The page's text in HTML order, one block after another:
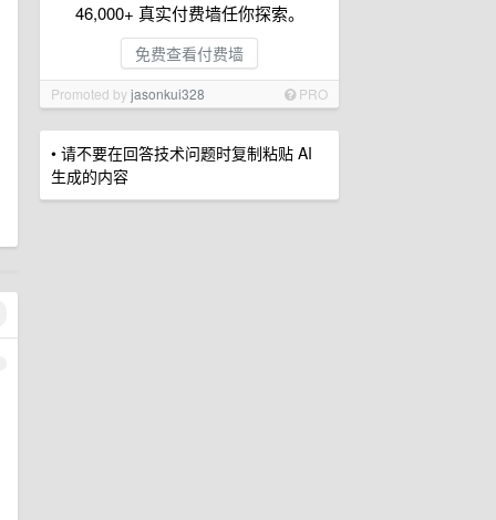
46,000+ 真实付费墙任你探索。
免费查看付费墙
Promoted byjasonkui328 PRO
• 请不要在回答技术问题时复制粘贴 AI
生成的内容